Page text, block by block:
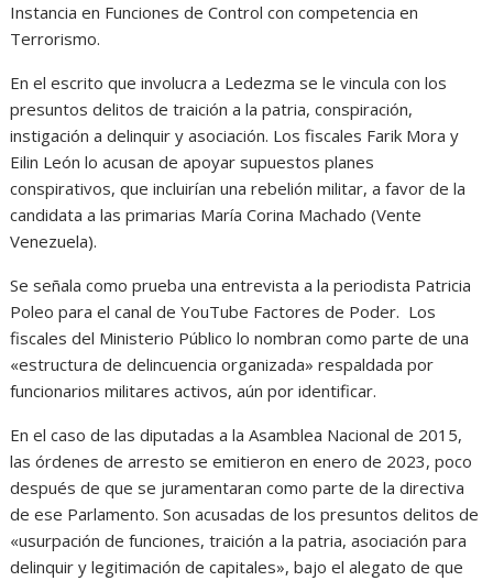
Instancia en Funciones de Control con competencia en
Terrorismo.
En el escrito que involucra a Ledezma se le vincula con los
presuntos delitos de traición a la patria, conspiración,
instigación a delinquir y asociación. Los fiscales Farik Mora y
Eilin León lo acusan de apoyar supuestos planes
conspirativos, que incluirían una rebelión militar, a favor de la
candidata a las primarias María Corina Machado (Vente
Venezuela).
Se señala como prueba una entrevista a la periodista Patricia
Poleo para el canal de YouTube Factores de Poder. Los
fiscales del Ministerio Público lo nombran como parte de una
«estructura de delincuencia organizada» respaldada por
funcionarios militares activos, aún por identificar.
En el caso de las diputadas a la Asamblea Nacional de 2015,
las órdenes de arresto se emitieron en enero de 2023, poco
después de que se juramentaran como parte de la directiva
de ese Parlamento. Son acusadas de los presuntos delitos de
«usurpación de funciones, traición a la patria, asociación para
delinquir y legitimación de capitales», bajo el alegato de que